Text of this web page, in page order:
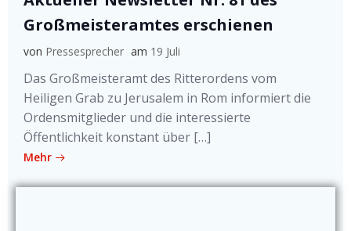
Großmeisteramtes erschienen
von Pressesprecher am 19 Juli
Das Großmeisteramt des Ritterordens vom
Heiligen Grab zu Jerusalem in Rom informiert die
Ordensmitglieder und die interessierte
Öffentlichkeit konstant über […]
Mehr